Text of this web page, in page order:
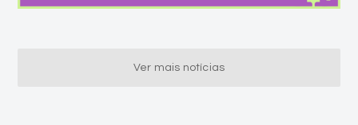
Ver mais notícias